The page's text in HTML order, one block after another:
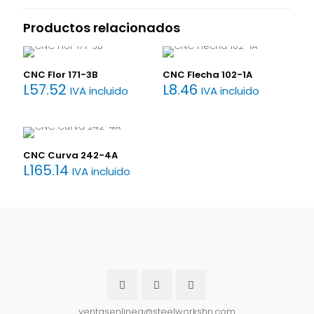
Productos relacionados
CNC Flor 171-3B
L57.52 IVA incluido
CNC Flecha 102-1A
L8.46 IVA incluido
CNC Curva 242-4A
L165.14 IVA incluido